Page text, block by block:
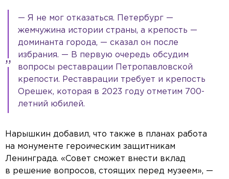
— Я не мог отказаться. Петербург —
жемчужина истории страны, а крепость —
доминанта города, — сказал он после
избрания. — В первую очередь обсудим
вопросы реставрации Петропавловской
крепости. Реставрации требует и крепость
Орешек, которая в 2023 году отметим 700-
летний юбилей.
Нарышкин добавил, что также в планах работа
на монументе героическим защитникам
Ленинграда. «Совет сможет внести вклад
в решение вопросов, стоящих перед музеем», —